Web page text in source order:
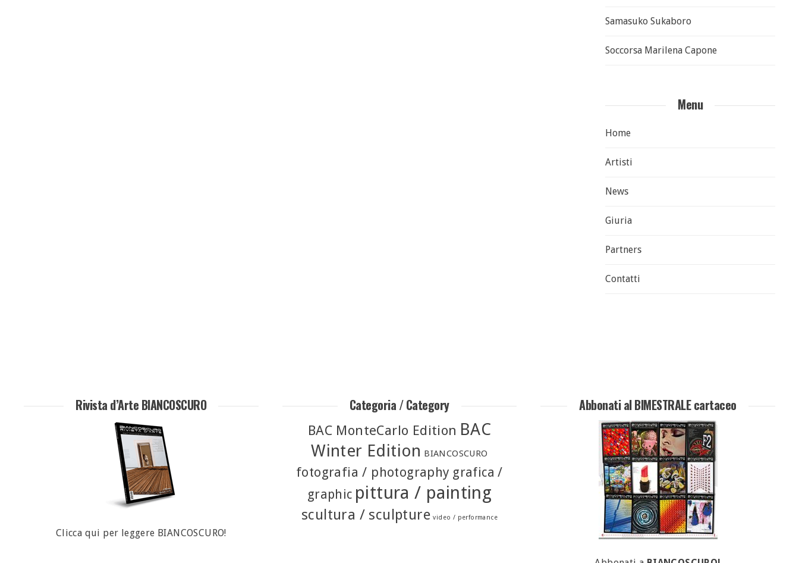
Samasuko Sukaboro
Soccorsa Marilena Capone
Menu
Home
Artisti
News
Giuria
Partners
Contatti
Rivista d’Arte BIANCOSCURO
Clicca qui per leggere BIANCOSCURO!
Categoria / Category
BAC MonteCarlo Edition BAC
Winter Edition BIANCOSCURO
fotografia / photography grafica /
graphic pittura / painting
scultura / sculpture video / performance
Abbonati al BIMESTRALE cartaceo